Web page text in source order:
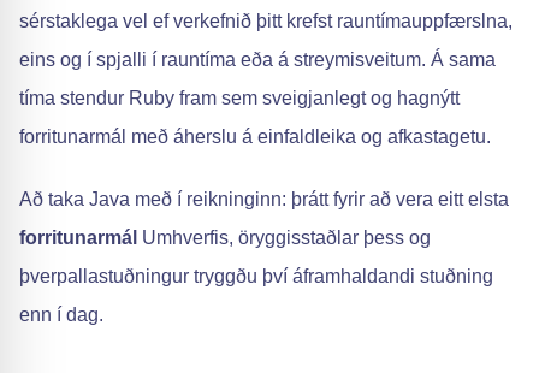
sérstaklega vel ef verkefnið þitt krefst rauntímauppfærslna,
eins og í spjalli í rauntíma eða á streymisveitum. Á sama
tíma stendur Ruby fram sem sveigjanlegt og hagnýtt
forritunarmál með áherslu á einfaldleika og afkastagetu.
Að taka Java með í reikninginn: þrátt fyrir að vera eitt elsta
forritunarmál Umhverfis, öryggisstaðlar þess og
þverpallastuðningur tryggðu því áframhaldandi stuðning
enn í dag.